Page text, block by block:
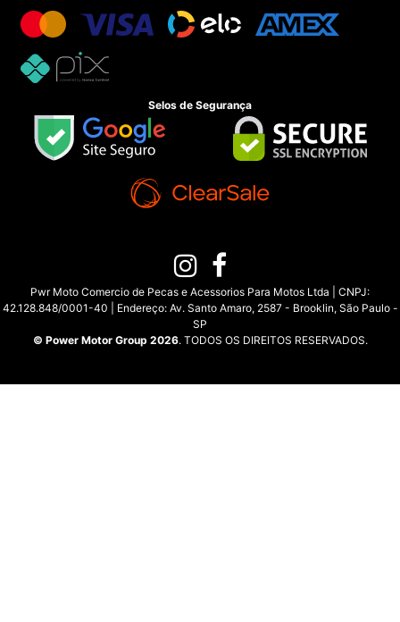
Selos de Segurança
Pwr Moto Comercio de Pecas e Acessorios Para Motos Ltda | CNPJ:
42.128.848/0001-40 | Endereço: Av. Santo Amaro, 2587 - Brooklin, São Paulo -
SP
© Power Motor Group 2026. TODOS OS DIREITOS RESERVADOS.